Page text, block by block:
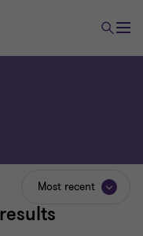
Most recent